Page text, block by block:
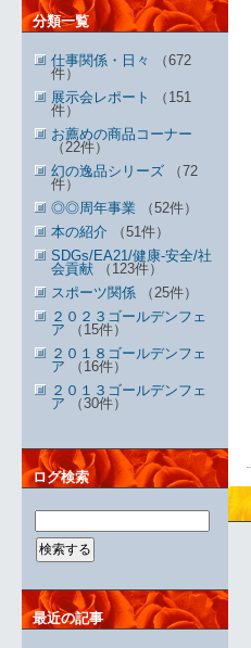
分類一覧
仕事関係・日々
（672
件）
展示会レポート
（151
件）
お薦めの商品コーナー
（22件）
幻の逸品シリーズ （72
件）
◎◎周年事業 （52件）
本の紹介 （51件）
SDGs/EA21/健康-安全/社
会貢献 （123件）
スポーツ関係 （25件）
２０２３ゴールデンフェ
ア （15件）
２０１８ゴールデンフェ
ア （16件）
２０１３ゴールデンフェ
ア （30件）
ログ検索
最近の記事